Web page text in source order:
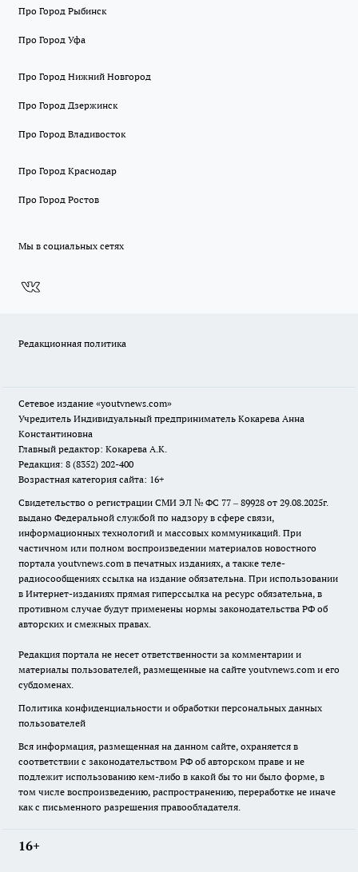
Про Город Рыбинск
Про Город Уфа
Про Город Нижний Новгород
Про Город Дзержинск
Про Город Владивосток
Про Город Краснодар
Про Город Ростов
Мы в социальных сетях
Редакционная политика
Сетевое издание «youtvnews.com»
Учредитель Индивидуальный предприниматель Кокарева Анна
Константиновна
Главный редактор: Кокарева А.К.
Редакция: 8 (8352) 202-400
Возрастная категория сайта: 16+
Свидетельство о регистрации СМИ ЭЛ № ФС 77 – 89928 от 29.08.2025г.
выдано Федеральной службой по надзору в сфере связи,
информационных технологий и массовых коммуникаций. При
частичном или полном воспроизведении материалов новостного
портала youtvnews.com в печатных изданиях, а также теле-
радиосообщениях ссылка на издание обязательна. При использовании
в Интернет-изданиях прямая гиперссылка на ресурс обязательна, в
противном случае будут применены нормы законодательства РФ об
авторских и смежных правах.
Редакция портала не несет ответственности за комментарии и
материалы пользователей, размещенные на сайте youtvnews.com и его
субдоменах.
Политика конфиденциальности и обработки персональных данных
пользователей
Вся информация, размещенная на данном сайте, охраняется в
соответствии с законодательством РФ об авторском праве и не
подлежит использованию кем-либо в какой бы то ни было форме, в
том числе воспроизведению, распространению, переработке не иначе
как с письменного разрешения правообладателя.
16+